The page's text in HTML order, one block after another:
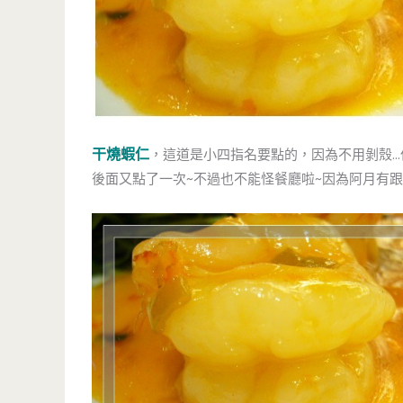
干燒蝦仁 ，這道是小四指名要點的，因為不用剝
後面又點了一次~不過也不能怪餐廳啦~因為阿月有